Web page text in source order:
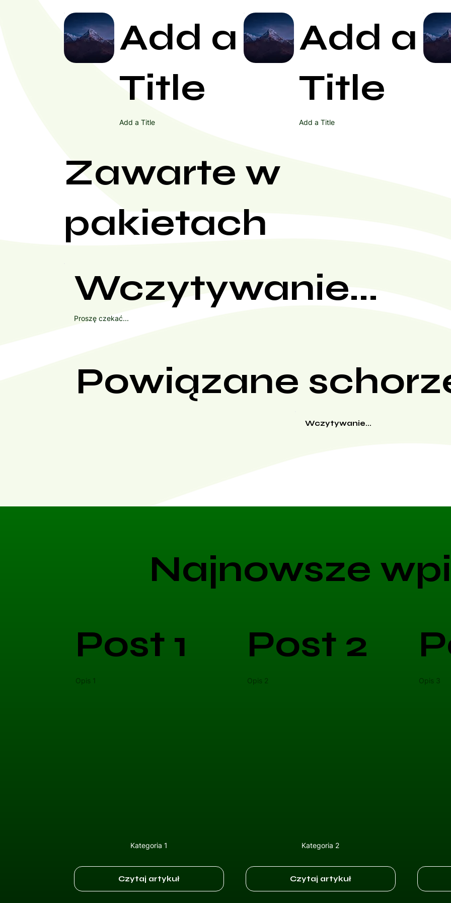
Add a
Title
Add a Title
Add a
Title
Add a Title
Zawarte w
pakietach
Wczytywanie...
Proszę czekać...
Powiązane
Wczytywanie...
Najnowsze
Post 1
Opis 1
Kategoria 1
Czytaj artykuł
Post 2
Opis 2
Kategoria 2
Czytaj artykuł
Opis 3